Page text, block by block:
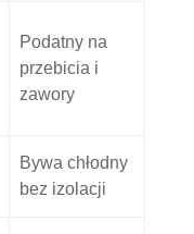
Podatny na
przebicia i
zawory
Bywa chłodny
bez izolacji